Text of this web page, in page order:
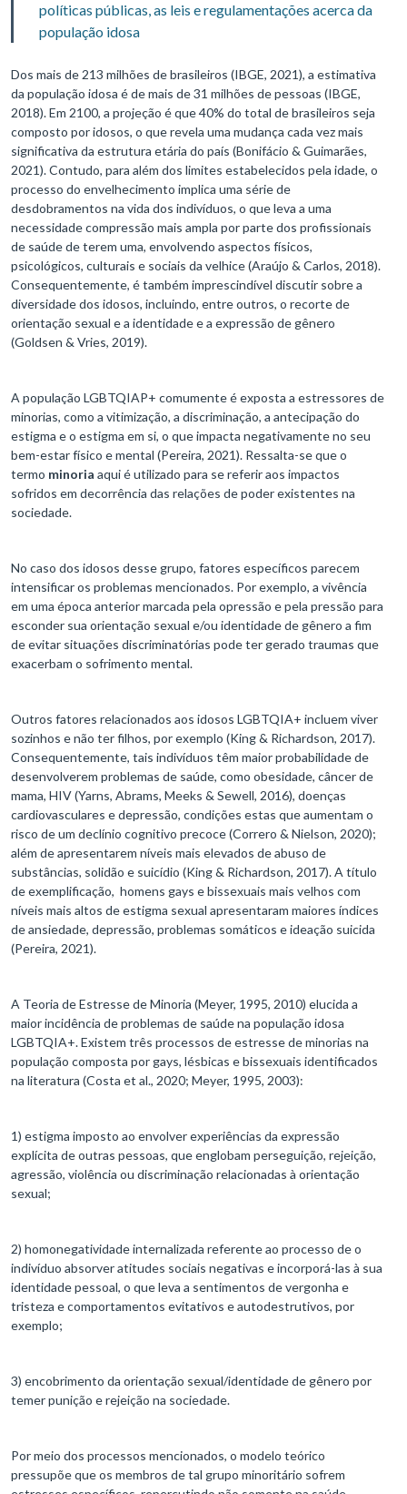
políticas públicas, as leis e regulamentações acerca da
população idosa
Dos mais de 213 milhões de brasileiros (IBGE, 2021), a estimativa
da população idosa é de mais de 31 milhões de pessoas (IBGE,
2018). Em 2100, a projeção é que 40% do total de brasileiros seja
composto por idosos, o que revela uma mudança cada vez mais
significativa da estrutura etária do país (Bonifácio & Guimarães,
2021). Contudo, para além dos limites estabelecidos pela idade, o
processo do envelhecimento implica uma série de
desdobramentos na vida dos indivíduos, o que leva a uma
necessidade compressão mais ampla por parte dos profissionais
de saúde de terem uma, envolvendo aspectos físicos,
psicológicos, culturais e sociais da velhice (Araújo & Carlos, 2018).
Consequentemente, é também imprescindível discutir sobre a
diversidade dos idosos, incluindo, entre outros, o recorte de
orientação sexual e a identidade e a expressão de gênero
(Goldsen & Vries, 2019).
A população LGBTQIAP+ comumente é exposta a estressores de
minorias, como a vitimização, a discriminação, a antecipação do
estigma e o estigma em si, o que impacta negativamente no seu
bem-estar físico e mental (Pereira, 2021). Ressalta-se que o
termo minoria aqui é utilizado para se referir aos impactos
sofridos em decorrência das relações de poder existentes na
sociedade.
No caso dos idosos desse grupo, fatores específicos parecem
intensificar os problemas mencionados. Por exemplo, a vivência
em uma época anterior marcada pela opressão e pela pressão para
esconder sua orientação sexual e/ou identidade de gênero a fim
de evitar situações discriminatórias pode ter gerado traumas que
exacerbam o sofrimento mental.
Outros fatores relacionados aos idosos LGBTQIA+ incluem viver
sozinhos e não ter filhos, por exemplo (King & Richardson, 2017).
Consequentemente, tais indivíduos têm maior probabilidade de
desenvolverem problemas de saúde, como obesidade, câncer de
mama, HIV (Yarns, Abrams, Meeks & Sewell, 2016), doenças
cardiovasculares e depressão, condições estas que aumentam o
risco de um declínio cognitivo precoce (Correro & Nielson, 2020);
além de apresentarem níveis mais elevados de abuso de
substâncias, solidão e suicídio (King & Richardson, 2017). A título
de exemplificação, homens gays e bissexuais mais velhos com
níveis mais altos de estigma sexual apresentaram maiores índices
de ansiedade, depressão, problemas somáticos e ideação suicida
(Pereira, 2021).
A Teoria de Estresse de Minoria (Meyer, 1995, 2010) elucida a
maior incidência de problemas de saúde na população idosa
LGBTQIA+. Existem três processos de estresse de minorias na
população composta por gays, lésbicas e bissexuais identificados
na literatura (Costa et al., 2020; Meyer, 1995, 2003):
1) estigma imposto ao envolver experiências da expressão
explícita de outras pessoas, que englobam perseguição, rejeição,
agressão, violência ou discriminação relacionadas à orientação
sexual;
2) homonegatividade internalizada referente ao processo de o
indivíduo absorver atitudes sociais negativas e incorporá-las à sua
identidade pessoal, o que leva a sentimentos de vergonha e
tristeza e comportamentos evitativos e autodestrutivos, por
exemplo;
3) encobrimento da orientação sexual/identidade de gênero por
temer punição e rejeição na sociedade.
Por meio dos processos mencionados, o modelo teórico
pressupõe que os membros de tal grupo minoritário sofrem